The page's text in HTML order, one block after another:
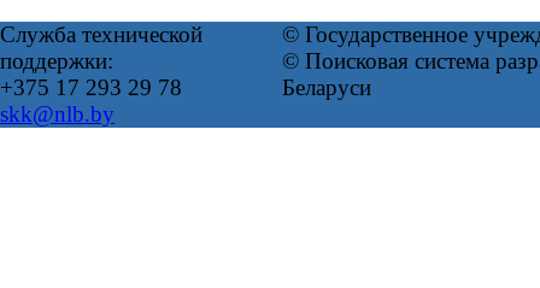
Служба технической
поддержки:
+375 17 293 29 78
skk@nlb.by
© Государственное
© Поисковая система
Беларуси